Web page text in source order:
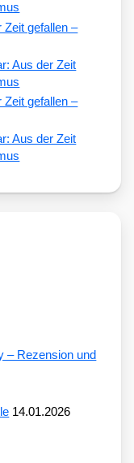
Zeit gefallen –
Aus der Zeit
Zeit gefallen –
Aus der Zeit
– Rezension und
14.01.2026